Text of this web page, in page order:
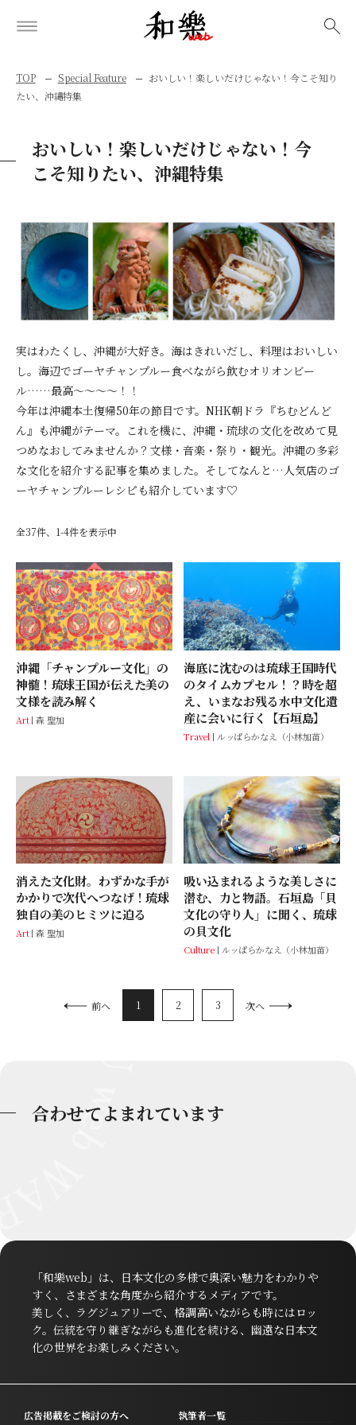
TOP Special Feature
おいしい！楽しいだけじゃない！今こそ知り
たい、沖縄特集
おいしい！楽しいだけじゃない！今
こそ知りたい、沖縄特集
実はわたくし、沖縄が大好き。海はきれいだし、料理はおいしい
し。海辺でゴーヤチャンプルー食べながら飲むオリオンビー
ル……最高～～～～！！
今年は沖縄本土復帰50年の節目です。NHK朝ドラ『ちむどんど
ん』も沖縄がテーマ。これを機に、沖縄・琉球の文化を改めて見
つめなおしてみませんか？文様・音楽・祭り・観光。沖縄の多彩
な文化を紹介する記事を集めました。そしてなんと…人気店のゴ
ーヤチャンプルーレシピも紹介しています♡
全37件、1-4件を表示中
沖縄「チャンプルー文化」の
神髄！琉球王国が伝えた美の
文様を読み解く
Art 森 聖加
海底に沈むのは琉球王国時代
のタイムカプセル！？時を超
え、いまなお残る水中文化遺
産に会いに行く【石垣島】
Travel ルッぱらかなえ（小林加苗）
消えた文化財。わずかな手が
かかりで次代へつなげ！琉球
独自の美のヒミツに迫る
Art 森 聖加
吸い込まれるような美しさに
潜む、力と物語。石垣島「貝
文化の守り人」に聞く、琉球
の貝文化
Culture ルッぱらかなえ（小林加苗）
前へ 1 2 3 次へ
合わせてよまれています
「和樂web」は、日本文化の多様で奥深い魅力をわかりや
すく、さまざまな角度から紹介するメディアです。
美しく、ラグジュアリーで、格調高いながらも時にはロッ
ク。伝統を守り継ぎながらも進化を続ける、幽遠な日本文
化の世界をお楽しみください。
広告掲載をご検討の方へ 執筆者一覧